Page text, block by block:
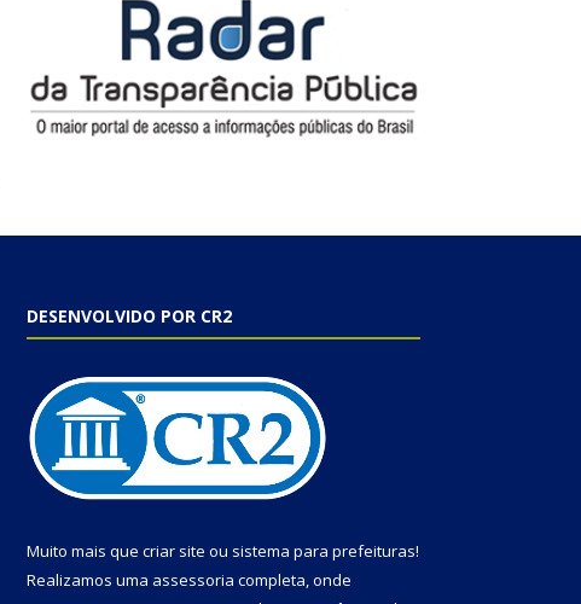
DESENVOLVIDO POR CR2
Muito mais que criar site ou sistema para prefeituras!
Realizamos uma assessoria completa, onde